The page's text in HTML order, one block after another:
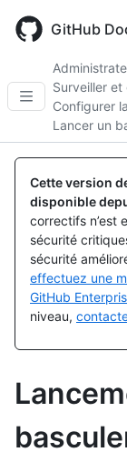
main
GitHub
Surveiller
Configurer
Lancer un
Cette version
disponible
correctifs n’est
sécurité
sécurité
effectuez une
GitHub
niveau,